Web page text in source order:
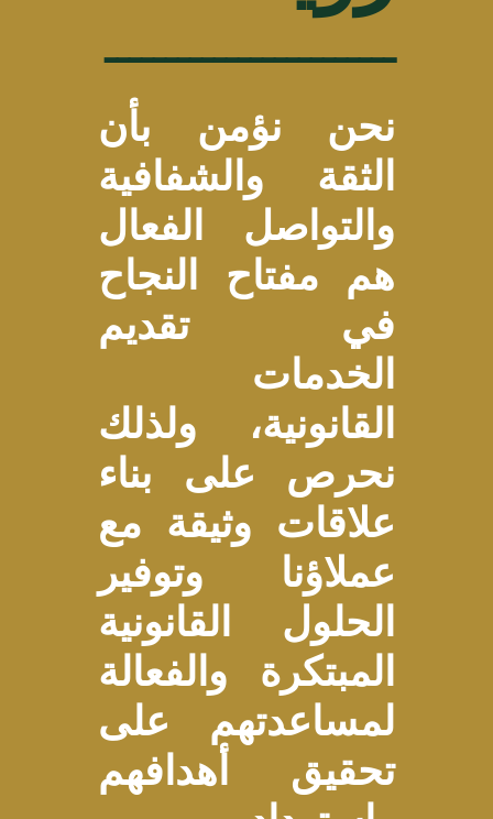
ــــــــــــــــــــــــ
نحن نؤمن بأن
الثقة والشفافية
والتواصل الفعال
هم مفتاح النجاح
في تقديم
الخدمات
القانونية، ولذلك
نحرص على بناء
علاقات وثيقة مع
عملاؤنا وتوفير
الحلول القانونية
المبتكرة والفعالة
لمساعدتهم على
تحقيق أهدافهم